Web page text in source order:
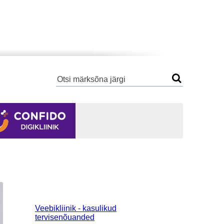
Veebikliinik - kasulikud
tervisenõuanded